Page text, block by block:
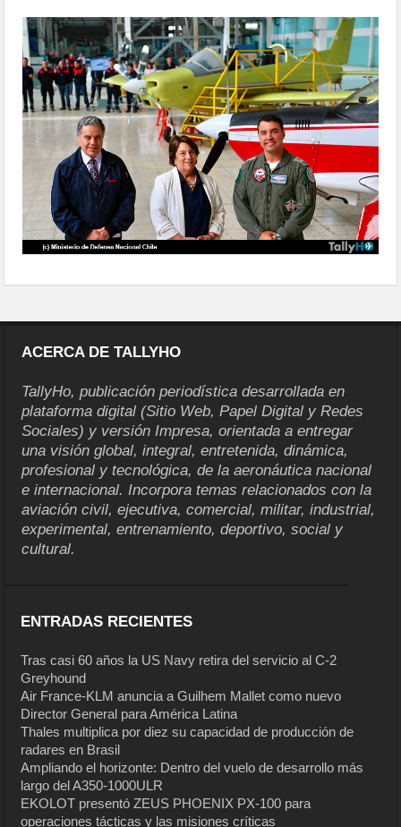
del-t40-newen-02
ACERCA DE TALLYHO
TallyHo, publicación periodística desarrollada en
plataforma digital (Sitio Web, Papel Digital y Redes
Sociales) y versión Impresa, orientada a entregar
una visión global, integral, entretenida, dinámica,
profesional y tecnológica, de la aeronáutica nacional
e internacional. Incorpora temas relacionados con la
aviación civil, ejecutiva, comercial, militar, industrial,
experimental, entrenamiento, deportivo, social y
cultural.
ENTRADAS RECIENTES
Tras casi 60 años la US Navy retira del servicio al C-2
Greyhound
Air France-KLM anuncia a Guilhem Mallet como nuevo
Director General para América Latina
Thales multiplica por diez su capacidad de producción de
radares en Brasil
Ampliando el horizonte: Dentro del vuelo de desarrollo más
largo del A350-1000ULR
EKOLOT presentó ZEUS PHOENIX PX-100 para
operaciones tácticas y las misiones críticas